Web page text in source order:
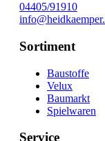
04405/91910
Sortiment
Baustoffe
Velux
Baumarkt
Spielwaren
Service